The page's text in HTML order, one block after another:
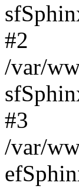
#2
/var/
#3
/var/